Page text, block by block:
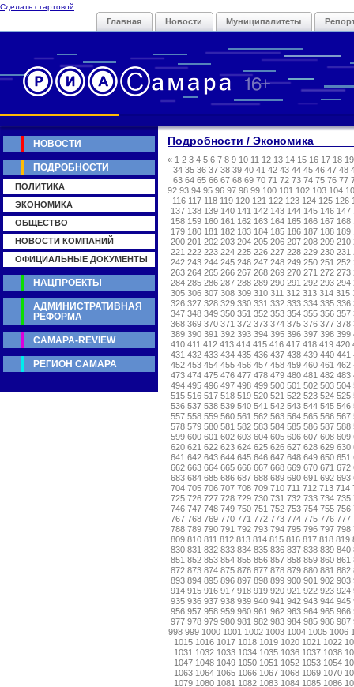
Сделать стартовой
Главная Новости Муниципалитеты
Подробности / Экономика
« 1 2 3 4 5 6 7 8 9 10 11 12 13 14 15 16 17 18 19
34 35 36 37 38 39 40 41 42 43 44 45 46 47 48
63 64 65 66 67 68 69 70 71 72 73 74 75 76 77
92 93 94 95 96 97 98 99 100 101 102 103 104
116 117 118 119 120 121 122 123 124 125 126
137 138 139 140 141 142 143 144 145 146 147
158 159 160 161 162 163 164 165 166 167 168
179 180 181 182 183 184 185 186 187 188 189
200 201 202 203 204 205 206 207 208 209 210
221 222 223 224 225 226 227 228 229 230 231
242 243 244 245 246 247 248 249 250 251 252
263 264 265 266 267 268 269 270 271 272 273
284 285 286 287 288 289 290 291 292 293 294
305 306 307 308 309 310 311 312 313 314 315
326 327 328 329 330 331 332 333 334 335 336
347 348 349 350 351 352 353 354 355 356 357
368 369 370 371 372 373 374 375 376 377 378
389 390 391 392 393 394 395 396 397 398 399
410 411 412 413 414 415 416 417 418 419 420
431 432 433 434 435 436 437 438 439 440 441
452 453 454 455 456 457 458 459 460 461 462
473 474 475 476 477 478 479 480 481 482 483
494 495 496 497 498 499 500 501 502 503 504
515 516 517 518 519 520 521 522 523 524 525
536 537 538 539 540 541 542 543 544 545 546
557 558 559 560 561 562 563 564 565 566 567
578 579 580 581 582 583 584 585 586 587 588
599 600 601 602 603 604 605 606 607 608 609
620 621 622 623 624 625 626 627 628 629 630
641 642 643 644 645 646 647 648 649 650 651
662 663 664 665 666 667 668 669 670 671 672
683 684 685 686 687 688 689 690 691 692 693
704 705 706 707 708 709 710 711 712 713 714
725 726 727 728 729 730 731 732 733 734 735
746 747 748 749 750 751 752 753 754 755 756
767 768 769 770 771 772 773 774 775 776 777
788 789 790 791 792 793 794 795 796 797 798
809 810 811 812 813 814 815 816 817 818 819
830 831 832 833 834 835 836 837 838 839 840
851 852 853 854 855 856 857 858 859 860 861
872 873 874 875 876 877 878 879 880 881 882
893 894 895 896 897 898 899 900 901 902 903
914 915 916 917 918 919 920 921 922 923 924
935 936 937 938 939 940 941 942 943 944 945
956 957 958 959 960 961 962 963 964 965 966
977 978 979 980 981 982 983 984 985 986 987
998 999 1000 1001 1002 1003 1004 1005 1006
1015 1016 1017 1018 1019 1020 1021 1022
1031 1032 1033 1034 1035 1036 1037 1038
1047 1048 1049 1050 1051 1052 1053 1054
1063 1064 1065 1066 1067 1068 1069 1070
1079 1080 1081 1082 1083 1084 1085 1086
НОВОСТИ
ПОДРОБНОСТИ
ПОЛИТИКА
ЭКОНОМИКА
ОБЩЕСТВО
НОВОСТИ КОМПАНИЙ
ОФИЦИАЛЬНЫЕ ДОКУМЕНТЫ
НАЦПРОЕКТЫ
АДМИНИСТРАТИВНАЯ
РЕФОРМА
САМАРА-REVIEW
РЕГИОН САМАРА